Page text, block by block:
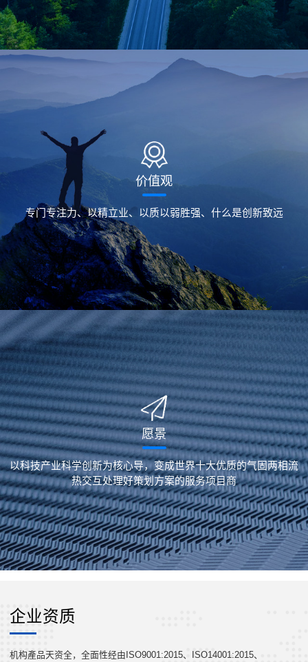
价值观
专门专注力、以精立业、以质以弱胜强、什么是创新致远
愿景
以科技产业科学创新为核心导，变成世界十大优质的气固两相流
热交互处理好策划方案的服务项目商
企业资质
机构產品天资全，全面性经由ISO9001:2015、ISO14001:2015、